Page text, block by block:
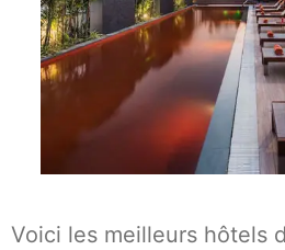
Voici les meilleurs hôtels